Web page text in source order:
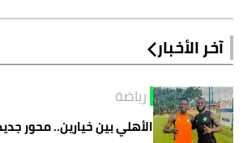
آخر الأخبار
رياضة
الأهلي بين خيارين.. محور